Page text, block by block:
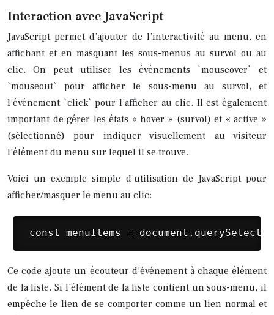
Interaction avec JavaScript
JavaScript permet d’ajouter de l’interactivité au menu, en
affichant et en masquant les sous-menus au survol ou au
clic. On peut utiliser les événements `mouseover` et
`mouseout` pour afficher le sous-menu au survol, et
l’événement `click` pour l’afficher au clic. Il est également
important de gérer les états « hover » (survol) et « active »
(sélectionné) pour indiquer visuellement au visiteur
l’élément du menu sur lequel il se trouve.
Voici un exemple simple d’utilisation de JavaScript pour
afficher/masquer le menu au clic:
const menuItems =
Ce code ajoute un écouteur d’événement à chaque élément
de la liste. Si l’élément de la liste contient un sous-menu, il
empêche le lien de se comporter comme un lien normal et